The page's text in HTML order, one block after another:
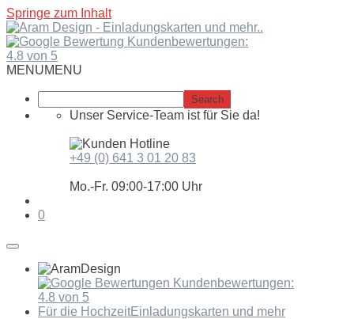
Springe zum Inhalt
Kundenbewertungen:
4.8 von 5
MENUMENU
Unser Service-Team ist für Sie da!
+49 (0) 641 3 01 20 83
Mo.-Fr. 09:00-17:00 Uhr
0
Kundenbewertungen:
4.8 von 5
Für die HochzeitEinladungskarten und mehr